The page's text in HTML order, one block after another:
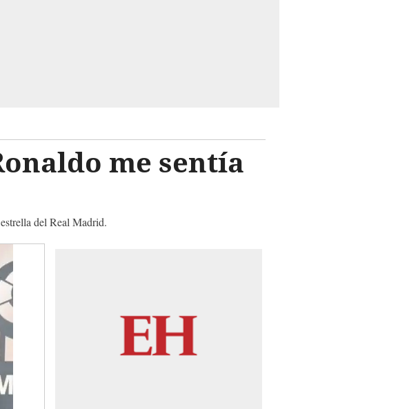
me sentía
del Real Madrid.